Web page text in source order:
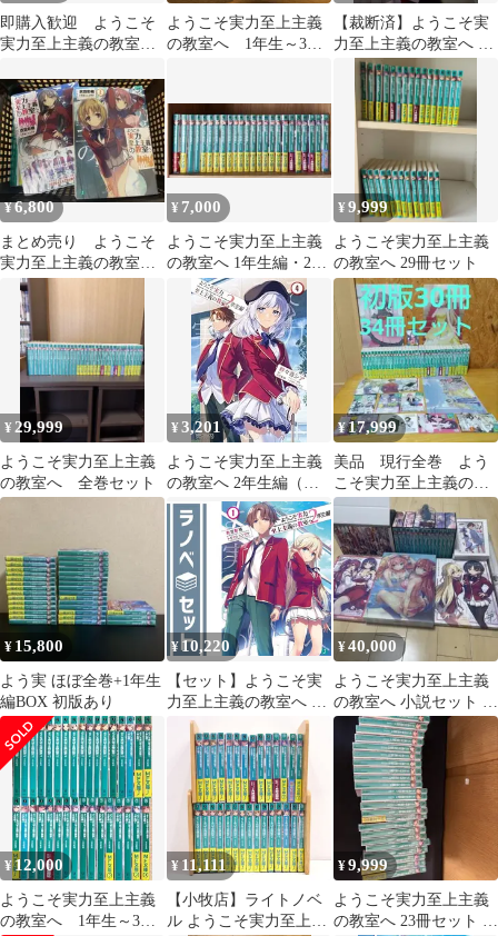
即購入歓迎 ようこそ
実力至上主義の教室
セット 新品未読
ようこそ実力至上主義
の教室へ 1年生～3年
【裁断済】ようこそ実
力至上主義の教室へ 2
年生編 全4巻セット
¥6,800
まとめ売り ようこそ
実力至上主義の教室へ
1年生編 全巻 2年生編 9
巻まで
¥ 7,000
ようこそ実力至上主義
の教室へ 1年生編・2年
生編 セット 本編のみ
(4.5あり)
¥9,999
ようこそ実力至上主義
の教室へ 29冊セット
¥ 29,999
ようこそ実力至上主義
の教室へ 全巻セット
¥3,201
ようこそ実力至上主義
の教室へ 2年生編（全4
巻セット・完結）紗々
音シア
¥17,999
美品 現行全巻 よう
こそ実力至上主義の教
室へ 34巻セット+オマ
ケ
¥ 15,800
よう実 ほぼ全巻+1年生
編BOX 初版あり
¥ 10,220
【セット】ようこそ実
力至上主義の教室へ 2
年生編 ライトノベル 全
15冊セット
(KADOKAWA/メディア
ファクトリー)
[Paperback Bunko] 衣笠
彰梧 and トモセシュン
サク
¥40,000
ようこそ実力至上主義
の教室へ 小説セット カ
ドスト限定 専用収納
ボックス付 0巻
¥12,000
ようこそ実力至上主義
の教室へ 1年生～3年
¥ 11,111
【小牧店】ライトノベ
ル ようこそ実力至上主
¥9,999
ようこそ実力至上主義
の教室へ 23冊セット ラ